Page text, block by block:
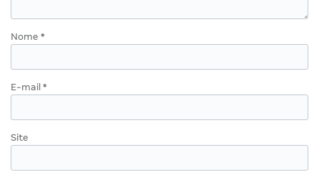
Nome *
E-mail *
Site